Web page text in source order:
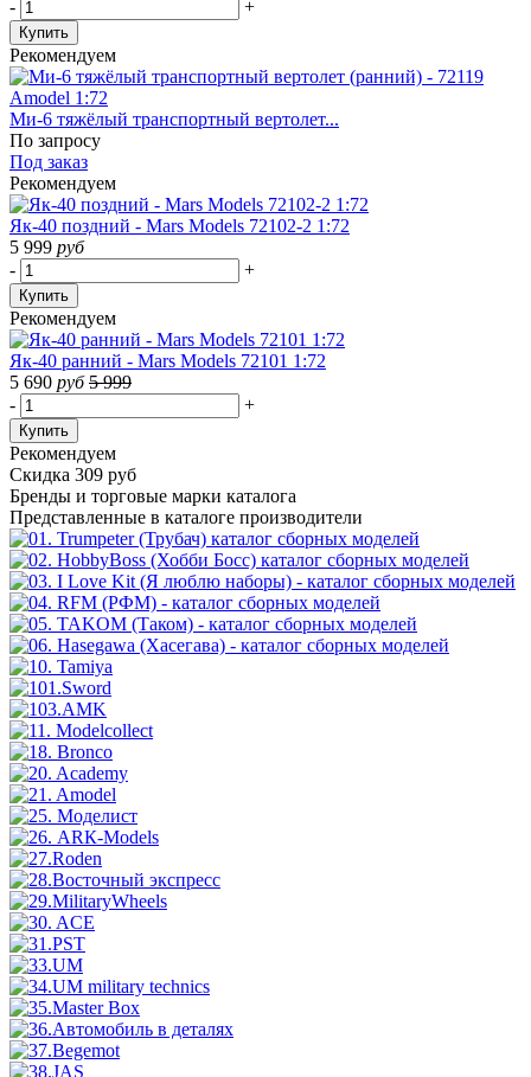
- +
Купить
Рекомендуем
Ми-6 тяжёлый транспортный вертолет...
По запросу
Под заказ
Рекомендуем
Як-40 поздний - Mars Models 72102-2 1:72
5 999 руб
-
+
Купить
Рекомендуем
Як-40 ранний - Mars Models 72101 1:72
5 690 руб 5 999
-
+
Купить
Рекомендуем
Скидка 309 руб
Бренды и торговые марки каталога
Представленные в каталоге производители